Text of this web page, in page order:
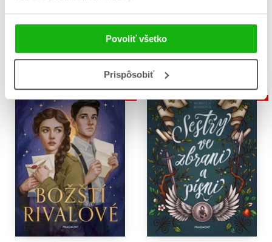
Povoliť všetko
Prispôsobiť
16,99 € 16,99 €